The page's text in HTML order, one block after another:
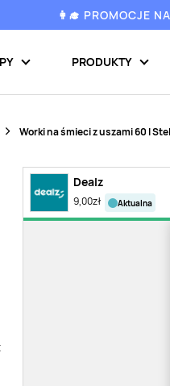
👩‍🎓 PROMOCJE
PRODUKTY
Worki na śmieci z uszami 60 l
Dealz
9,00zł aktualna